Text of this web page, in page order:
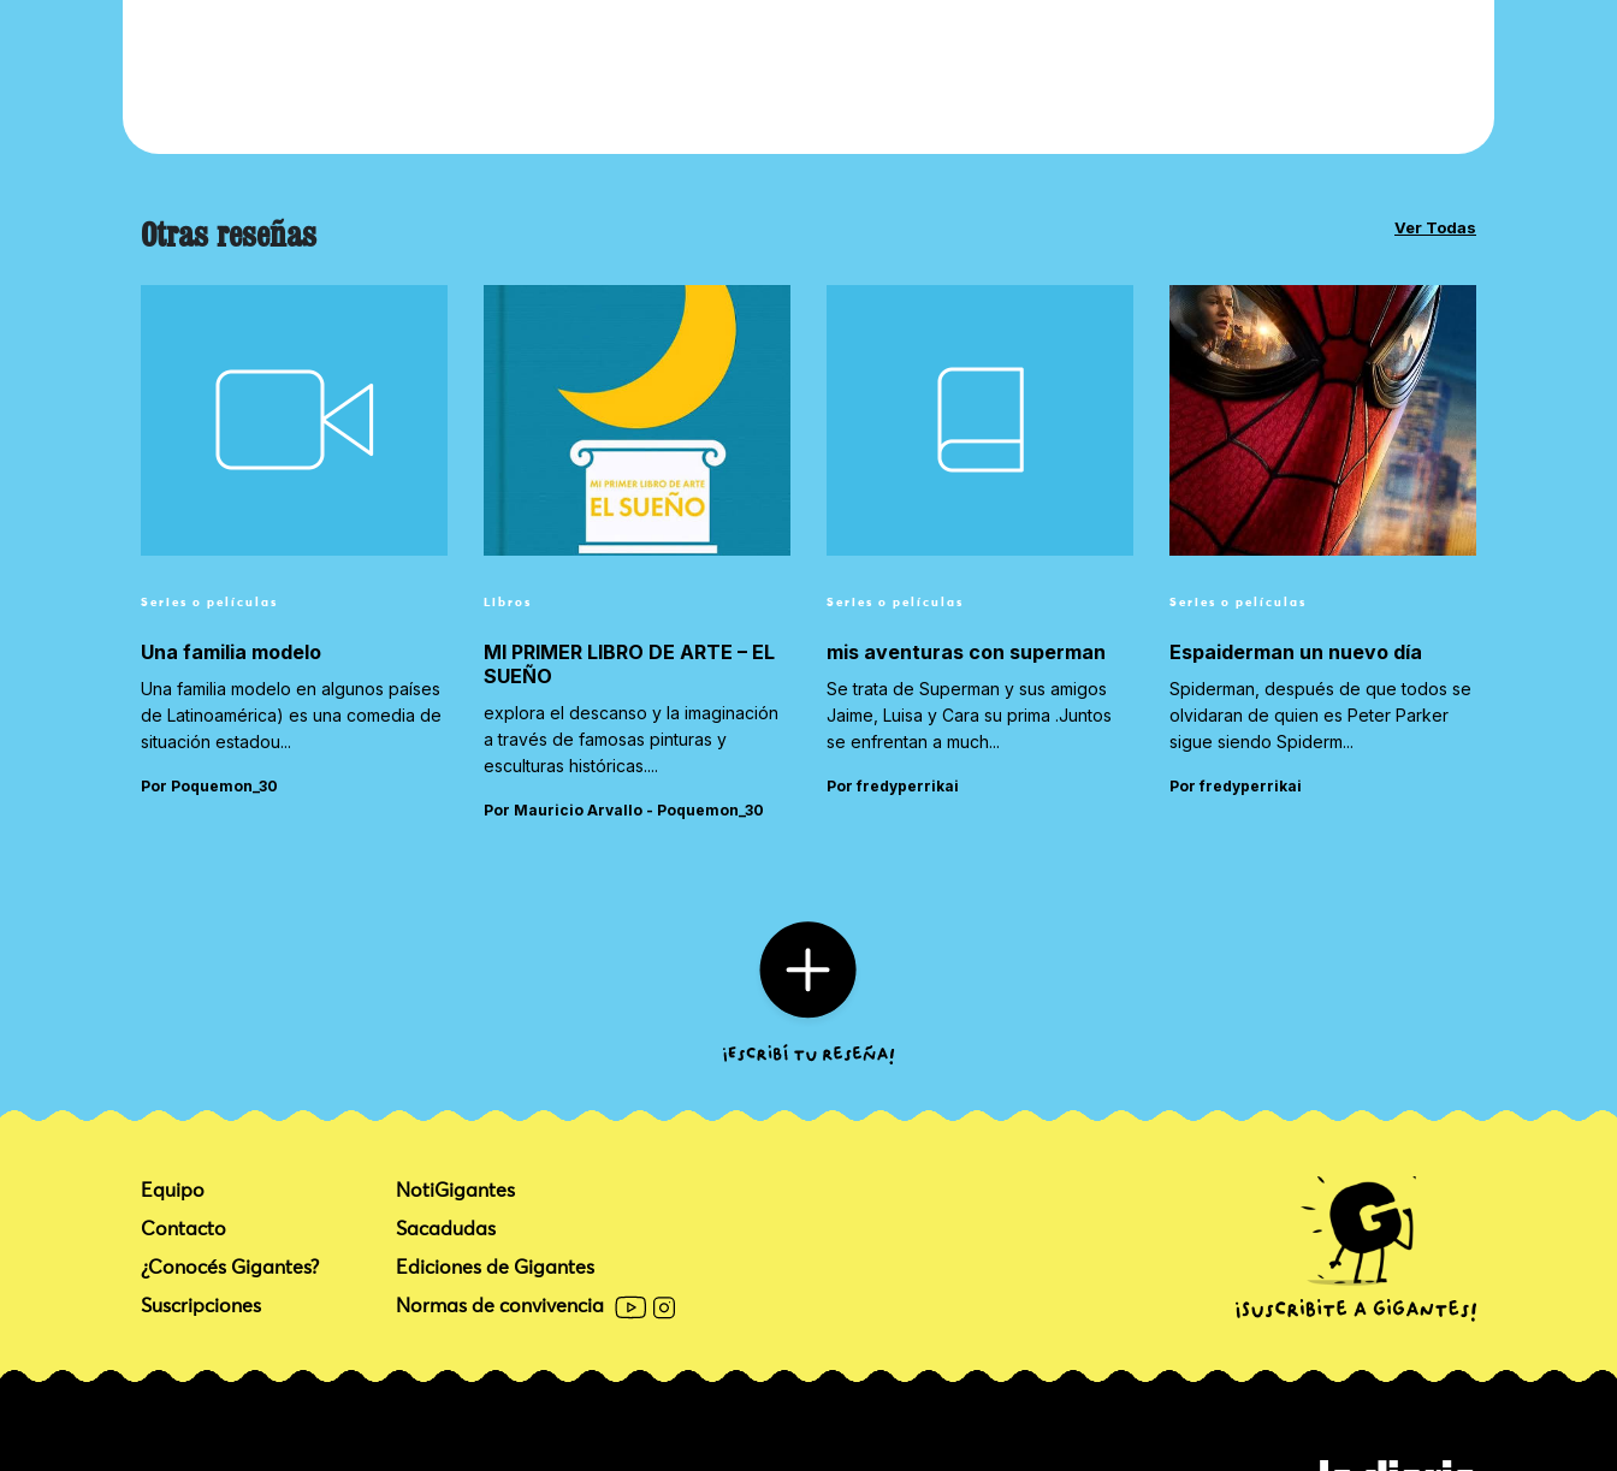
Otras reseñas Ver Todas
Series o películas
Una familia modelo
Una familia modelo en algunos países
de Latinoamérica) es una comedia de
situación estadou...
Por Poquemon_30
Libros
MI PRIMER LIBRO DE ARTE – EL
SUEÑO
explora el descanso y la imaginación
a través de famosas pinturas y
esculturas históricas....
Por Mauricio Arvallo - Poquemon_30
Series o películas
mis aventuras con superman
Se trata de Superman y sus amigos
Jaime, Luisa y Cara su prima .Juntos
se enfrentan a much...
Por fredyperrikai
Series o películas
Espaiderman un nuevo día
Spiderman, después de que todos se
olvidaran de quien es Peter Parker
sigue siendo Spiderm...
Por fredyperrikai
Equipo
Contacto
¿Conocés Gigantes?
Suscripciones
NotiGigantes
Sacadudas
Ediciones de Gigantes
Normas de convivencia